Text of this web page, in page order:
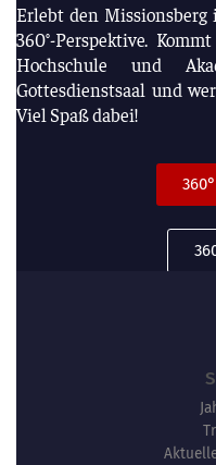
Erlebt den
360°-Perspektive.
Hochschule und
Gottesdienstsaal und
Viel Spaß dabei!